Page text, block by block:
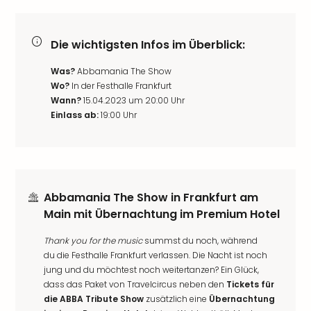
Die wichtigsten Infos im Überblick:
Was?Abbamania The Show
Wo? In der Festhalle Frankfurt
Wann?15.04.2023 um 20:00 Uhr
Einlass ab:19:00 Uhr
Abbamania The Show in Frankfurt am
Main mit Übernachtung im Premium Hotel
Thank you for the musicsummst du noch, während
du die Festhalle Frankfurt verlassen. Die Nacht ist noch
jung und du möchtest noch weitertanzen? Ein Glück,
dass das Paket von Travelcircus neben den Tickets für
die ABBA Tribute Show zusätzlich eine Übernachtung